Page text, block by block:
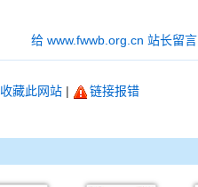
给 www.fwwb.org.cn 站长留言
收藏此网站| 链接报错